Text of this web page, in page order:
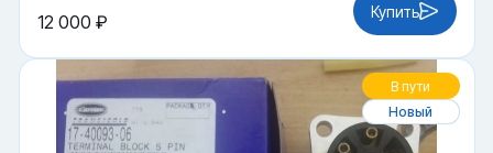
12 000 ₽ Купить
В пути
Новый